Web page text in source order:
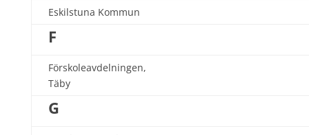
Eskilstuna Kommun
F
Förskoleavdelningen,
Täby
G